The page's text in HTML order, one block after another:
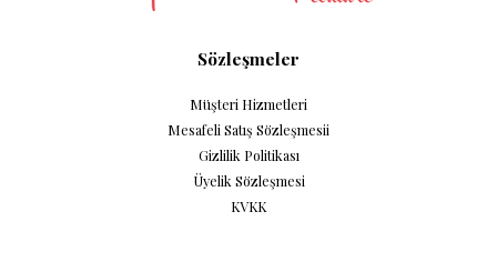
Sözleşmeler
Müşteri Hizmetleri
Mesafeli Satış Sözleşmesii
Gizlilik Politikası
Üyelik Sözleşmesi
KVKK